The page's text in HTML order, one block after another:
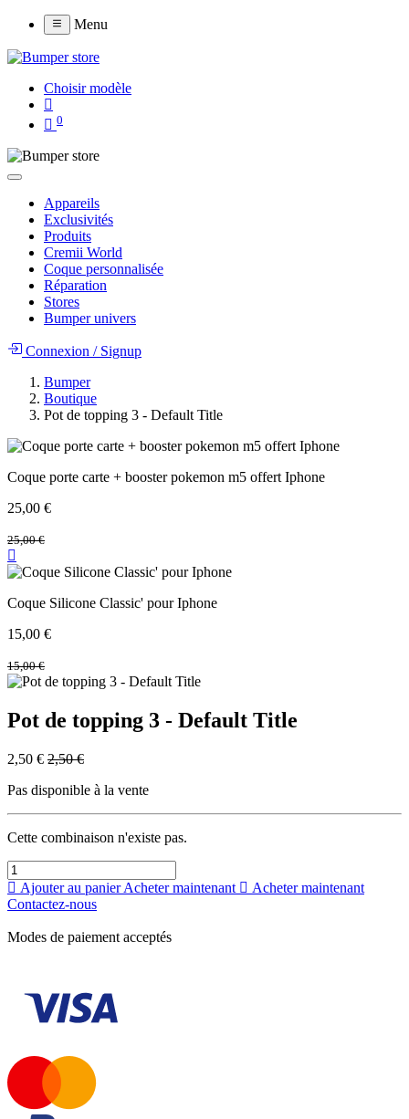
Menu
Choisir modèle
0
Appareils
Exclusivités
Produits
Cremii World
Coque personnalisée
Réparation
Stores
Bumper univers
Connexion /Signup
Bumper
Boutique
Pot de topping 3 - Default Title
Coque porte carte + booster pokemon m5 offert Iphone
25,00 €
25,00€
Coque Silicone Classic' pour Iphone
15,00 €
15,00€
Pot de topping 3 - Default Title
2,50 € 2,50€
Pas disponible à la vente
Cette combinaison n'existe pas.
Ajouter au panierAcheter maintenant
Acheter maintenant
Contactez-nous
Modes de paiement acceptés